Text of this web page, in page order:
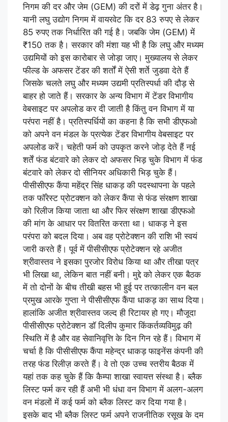
निगम की दर और जेम (GEM) की दरों में डेढ़ गुना अंतर है।
यानी लघु उद्योग निगम में वायरवेट कि दर 83 रुपए से लेकर
85 रुपए तक निर्धारित की गई है। जबकि जेम (GEM) में
₹150 तक है। सरकार की मंशा यह भी है कि लघु और मध्यम
उद्यमियों को इस कारोबार से जोड़ा जाए। मुख्यालय से लेकर
फील्ड के अफसर टेंडर की शर्तों में ऐसी शर्ते जुडवा देते हैं
जिसके चलते लघु और मध्यम उद्यमी प्रतिस्पर्धा की दौड़ से
बाहर हो जाते हैं। सरकार के अन्य विभाग में टेंडर विभागीय
वेबसाइट पर अपलोड कर दी जाती है किंतु वन विभाग में या
परंपरा नहीं है। प्रतिस्पर्धियों का कहना है कि सभी डीएफओ
को अपने वन मंडल के प्रत्येक टेंडर विभागीय वेबसाइट पर
अपलोड करें। चहेती फर्म को उपकृत करने जोड़ देते हैं नई
शर्तें फंड बंटवारे को लेकर दो अफसर भिड़ चुके विभाग में फंड
बंटवारे को लेकर दो सीनियर अधिकारी भिड़ चुके हैं।
पीसीसीएफ कैंपा महेंद्र सिंह धाकड़ की पदस्थापना के पहले
तक फॉरेस्ट प्रोटक्शन को लेकर कैंपा से फंड संरक्षण शाखा
को रिलीज किया जाता था और फिर संरक्षण शाखा डीएफओ
की मांग के आधार पर वितरित करता था। धाकड़ ने इस
परंपरा को बदल दिया। अब वह प्रोटेक्शन की राशि भी स्वयं
जारी करते हैं। पूर्व में पीसीसीएफ प्रोटेक्शन रहे अजीत
श्रीवास्तव ने इसका पुरजोर विरोध किया था और तीखा पत्र
भी लिखा था, लेकिन बात नहीं बनी। मुद्दे को लेकर एक बैठक
में तो दोनों के बीच तीखी बहस भी हुई पर तत्कालीन वन बल
प्रमुख आरके गुप्ता ने पीसीसीएफ कैंपा धाकड़ का साथ दिया।
हालांकि अजीत श्रीवास्तव जल्द ही रिटायर हो गए। मौजूदा
पीसीसीएफ प्रोटेक्शन डॉ दिलीप कुमार किंकर्तव्यविमुढ़ की
स्थिति में है और वह सेवानिवृत्ति के दिन गिन रहे हैं। विभाग में
चर्चा है कि पीसीसीएफ कैंपा महेन्द्र धाकड़ फाइनेंस कंपनी की
तरह फंड रिलीज़ करते हैं। वे तो एक उच्च स्तरीय बैठक में
यहां तक कह चुके हैं कि कैम्पा शाखा स्वायत्त संस्था है। ब्लैक
लिस्ट फर्म कर रही हैं अभी भी धंधा वन विभाग में अलग-अलग
वन मंडलों में कई फर्म को ब्लैक लिस्ट कर दिया गया है।
इसके बाद भी ब्लैक लिस्ट फर्म अपने राजनीतिक रसूख के दम